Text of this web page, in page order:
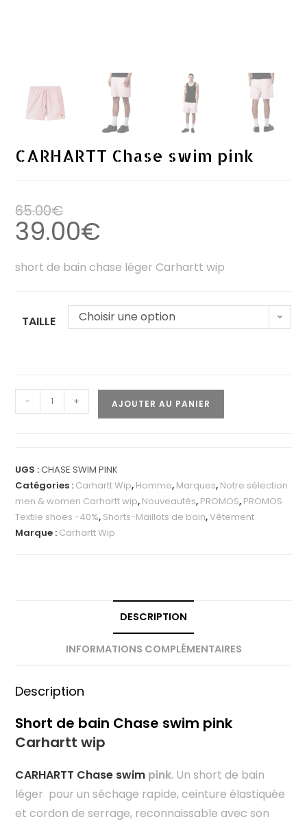
CARHARTT Chase swim pink
65.00€
39.00€
short de bain chase léger Carhartt wip
TAILLE Choisir une option
- + AJOUTER AU PANIER
UGS :CHASE SWIM PINK
Catégories : Carhartt Wip, Homme, Marques, Notre sélection
men & women Carhartt wip, Nouveautés, PROMOS, PROMOS
Textile shoes -40%, Shorts-Maillots de bain,Vêtement
Marque : Carhartt Wip
DESCRIPTION
INFORMATIONS COMPLÉMENTAIRES
Description
Short de bain Chase swim pink
Carhartt wip
CARHARTT Chase swim pink. Un short de bain
léger pour un séchage rapide, ceinture élastiquée
et cordon de serrage, reconnaissable avec son